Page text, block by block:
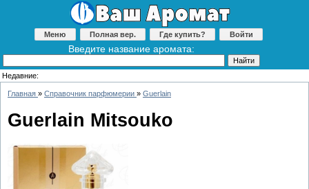
Меню Полная вер. Где купить? Войти
Введите название аромата:
Недавние:
Главная » Справочник парфюмерии » Guerlain
Guerlain Mitsouko